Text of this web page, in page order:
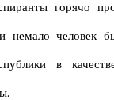
горячо
немало человек
в